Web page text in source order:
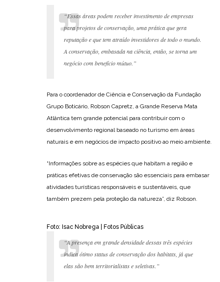
“Essas áreas podem receber investimento de empresas
para projetos de conservação, uma prática que gera
reputação e que tem atraído investidores de todo o mundo.
A conservação, embasada na ciência, então, se torna um
negócio com benefício mútuo.”
Para o coordenador de Ciência e Conservação da Fundação
Grupo Boticário, Robson Capretz, a Grande Reserva Mata
Atlântica tem grande potencial para contribuir com o
desenvolvimento regional baseado no turismo em áreas
naturais e em negócios de impacto positivo ao meio ambiente.
“Informações sobre as espécies que habitam a região e
práticas efetivas de conservação são essenciais para embasar
atividades turísticas responsáveis e sustentáveis, que
também prezem pela proteção da natureza”, diz Robson.
Foto: Isac Nobrega | Fotos Públicas
“A presença em grande densidade dessas três espécies
indica ótimo status de conservação dos habitats, já que
elas são bem territorialistas e seletivas.”